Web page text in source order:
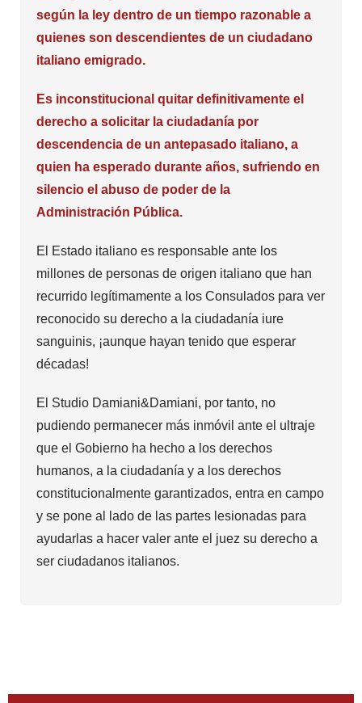
según la ley dentro de un tiempo razonable a
quienes son descendientes de un ciudadano
italiano emigrado.
Es inconstitucional quitar definitivamente el
derecho a solicitar la ciudadanía por
descendencia de un antepasado italiano, a
quien ha esperado durante años, sufriendo en
silencio el abuso de poder de la
Administración Pública.
El Estado italiano es responsable ante los
millones de personas de origen italiano que han
recurrido legítimamente a los Consulados para ver
reconocido su derecho a la ciudadanía iure
sanguinis, ¡aunque hayan tenido que esperar
décadas!
El Studio Damiani&Damiani, por tanto, no
pudiendo permanecer más inmóvil ante el ultraje
que el Gobierno ha hecho a los derechos
humanos, a la ciudadanía y a los derechos
constitucionalmente garantizados, entra en campo
y se pone al lado de las partes lesionadas para
ayudarlas a hacer valer ante el juez su derecho a
ser ciudadanos italianos.